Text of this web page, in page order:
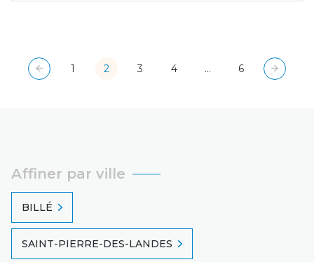
1 2 3 4 ... 6
Affiner par ville
BILLÉ
SAINT-PIERRE-DES-LANDES